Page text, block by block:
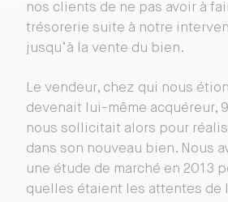
nos clients de ne pas avoir à
trésorerie suite à notre
jusqu’à la vente du bien.
Le vendeur, chez qui nous
devenait lui-même acquéreur,
nous sollicitait alors pour
dans son nouveau bien. Nous
une étude de marché en 2013
quelles étaient les attentes de